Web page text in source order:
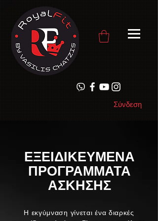
Σύνδεση
ΕΞΕΙΔΙΚΕΥΜΕΝΑ
ΠΡΟΓΡΑΜΜΑΤΑ
ΑΣΚΗΣΗΣ
Η εκγύμναση γίνεται ένα διαρκές